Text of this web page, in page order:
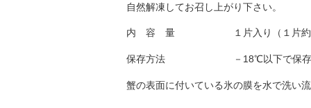
自然解凍してお召し上がり下さい。
内 容 量 １片入り（１片約
保存方法 －18℃以下で保存し
蟹の表面に付いている氷の膜を水で洗い